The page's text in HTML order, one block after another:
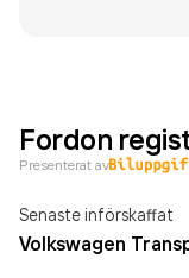
Fordon
Presenterat av
Senaste införskaffat
Volkswagen